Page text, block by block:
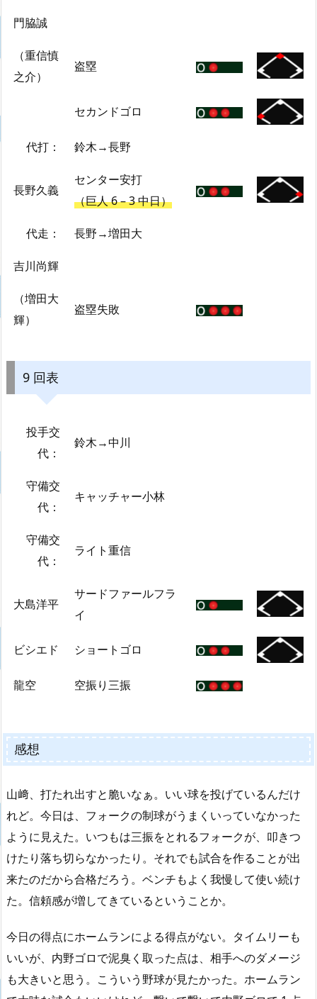
門脇誠
（重信慎
之介）
盗塁
セカンドゴロ
代打： 鈴木→長野
長野久義
センター安打
（巨人 6 – 3 中日）
代走： 長野→増田大
吉川尚輝
（増田大
輝）
盗塁失敗
9 回表
投手交
代：
鈴木→中川
守備交
代：
キャッチャー小林
守備交
代：
ライト重信
大島洋平
サードファールフラ
イ
ビシエド ショートゴロ
龍空 空振り三振
感想
山﨑、打たれ出すと脆いなぁ。いい球を投げているんだけ
れど。今日は、フォークの制球がうまくいっていなかった
ように見えた。いつもは三振をとれるフォークが、叩きつ
けたり落ち切らなかったり。それでも試合を作ることが出
来たのだから合格だろう。ベンチもよく我慢して使い続け
た。信頼感が増してきているということか。
今日の得点にホームランによる得点がない。タイムリーも
いいが、内野ゴロで泥臭く取った点は、相手へのダメージ
も大きいと思う。こういう野球が見たかった。ホームラン